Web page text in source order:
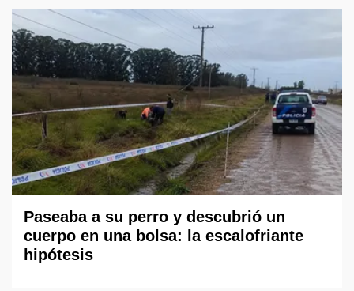
Paseaba a su perro y descubrió un
cuerpo en una bolsa: la escalofriante
hipótesis